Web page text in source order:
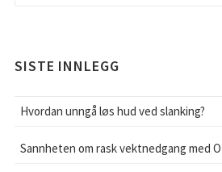
SISTE INNLEGG
Hvordan unngå løs hud ved slanking?
Sannheten om rask vektnedgang med